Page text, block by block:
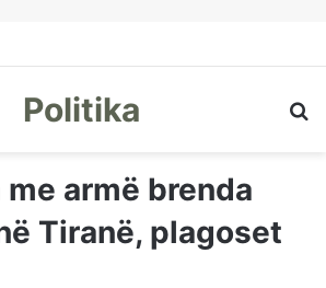
Politika
armë brenda
Tiranë, plagoset